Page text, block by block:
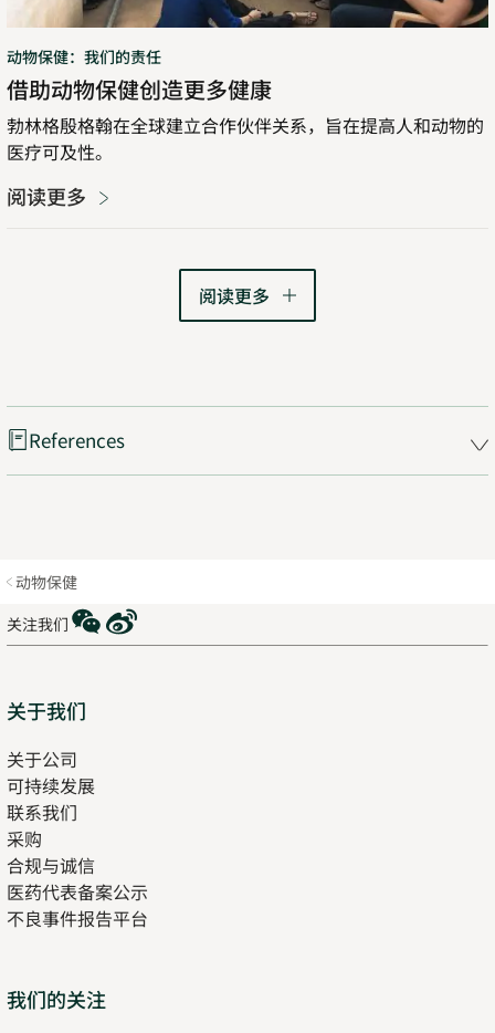
健
康
动物保健：我们的责任
借助动物保健创造更多健康
勃林格殷格翰在全球建立合作伙伴关系，旨在提高人和动物的
医疗可及性。
阅读更多
阅读更多
References
动物保健
关注我们
WeChat
Weibo
Sitemap
关于我们
关于公司
可持续发展
联系我们
采购
合规与诚信
医药代表备案公示
不良事件报告平台
我们的关注